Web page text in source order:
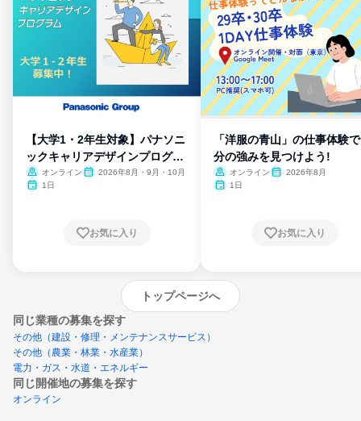
【大学1・2年生対象】パナソニ
ックキャリアデザインプログラ
ム
オンライン
2026年8月・9月・10月
1日
お気に入り
「洋服の青山」の仕事体験
分の強みを見つけよう!
オンライン
2026年8月
1日
お気に入り
トップページへ
同じ業種の募集を探す
その他（建設・修理・メンテナンスサービス）
その他（農業・林業・水産業）
電力・ガス・水道・エネルギー
同じ開催地の募集を探す
オンライン